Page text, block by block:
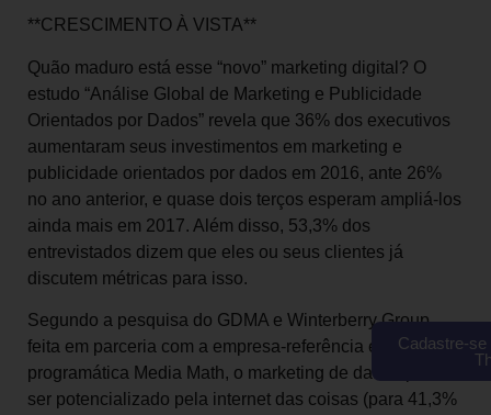
**CRESCIMENTO À VISTA**
Quão maduro está esse “novo” marketing digital? O
estudo “Análise Global de Marketing e Publicidade
Orientados por Dados” revela que 36% dos executivos
aumentaram seus investimentos em marketing e
publicidade orientados por dados em 2016, ante 26%
no ano anterior, e quase dois terços esperam ampliá-los
ainda mais em 2017. Além disso, 53,3% dos
entrevistados dizem que eles ou seus clientes já
discutem métricas para isso.
Segundo a pesquisa do GDMA e Winterberry Group,
feita em parceria com a empresa-referência em mídia
programática Media Math, o marketing de dados pode
ser potencializado pela internet das coisas (para 41,3%
Cadastre-